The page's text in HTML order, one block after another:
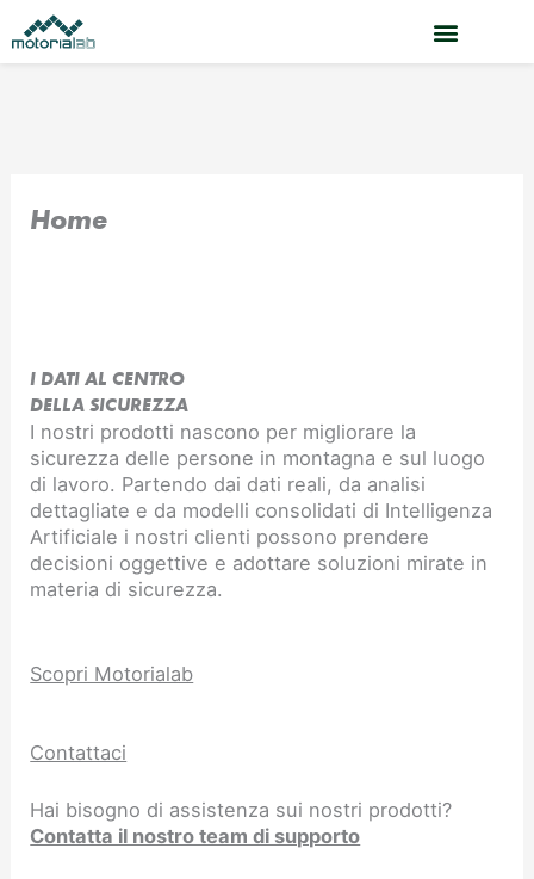
al
contenuto
Home
I DATI AL CENTRO
DELLA SICUREZZA
I nostri prodotti nascono per migliorare la
sicurezza delle persone in montagna e sul luogo
di lavoro. Partendo dai dati reali, da analisi
dettagliate e da modelli consolidati di Intelligenza
Artificiale i nostri clienti possono prendere
decisioni oggettive e adottare soluzioni mirate in
materia di sicurezza.
Scopri Motorialab
Contattaci
Hai bisogno di assistenza sui nostri prodotti?
Contatta il nostro team di supporto